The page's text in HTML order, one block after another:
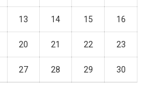
13 14 15 16
20 21 22 23
27 28 29 30